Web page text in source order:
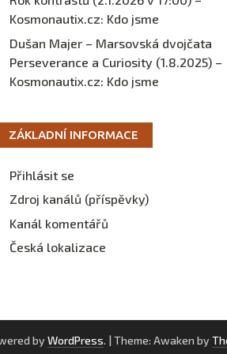
Kosmonautix.cz: Kdo jsme
Dušan Majer – Marsovská dvojčata
Perseverance a Curiosity (1.8.2025) –
Kosmonautix.cz: Kdo jsme
ZÁKLADNÍ INFORMACE
Přihlásit se
Zdroj kanálů (příspěvky)
Kanál komentářů
Česká lokalizace
by WordPress. | Theme: Awaken by